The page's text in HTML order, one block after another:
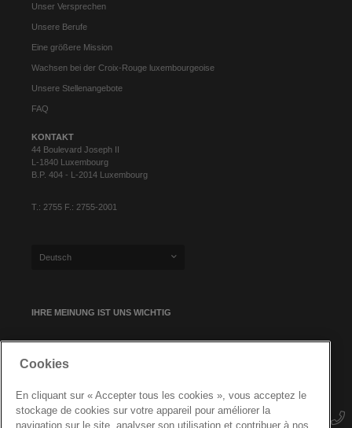
Unser Versprechen
Unsere Berufe
Eine größere Mission
Wachsen bei der Croix-Rouge luxembourgeoise
Unsere Stellenangebote
FAQ
KONTAKT
44 Boulevard Joseph II
L-1840 Luxembourg
B.P. 404 - L-2014 Luxembourg
T.: 2755 F.: 2755-2001
Deutsch
IHRE MEINUNG IST UNS WICHTIG
NEWSLETTER-ANMELDUNG
Cookies
En cliquant sur « Accepter tous les cookies », vous acceptez le
stockage de cookies sur votre appareil pour améliorer la
navigation sur le site, analyser son utilisation et contribuer à nos